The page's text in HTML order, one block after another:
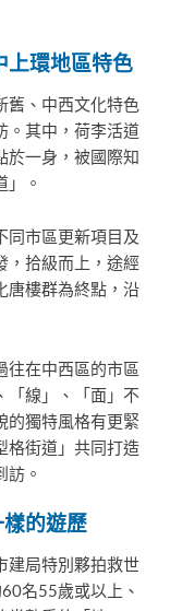
上環地區特色
舊、中西文化特色
。其中，荷李活道
於一身，被國際知
。
同市區更新項目及
，拾級而上，途經
唐樓群為終點，沿
往在中西區的市區
「線」、「面」不
的獨特風格有更緊
格街道」共同打造
。
的遊歷
建局特別夥拍救世
名55歲或以上、